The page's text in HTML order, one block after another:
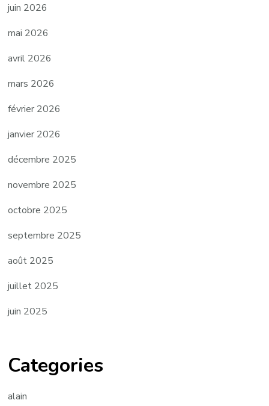
juin 2026
mai 2026
avril 2026
mars 2026
février 2026
janvier 2026
décembre 2025
novembre 2025
octobre 2025
septembre 2025
août 2025
juillet 2025
juin 2025
Categories
alain